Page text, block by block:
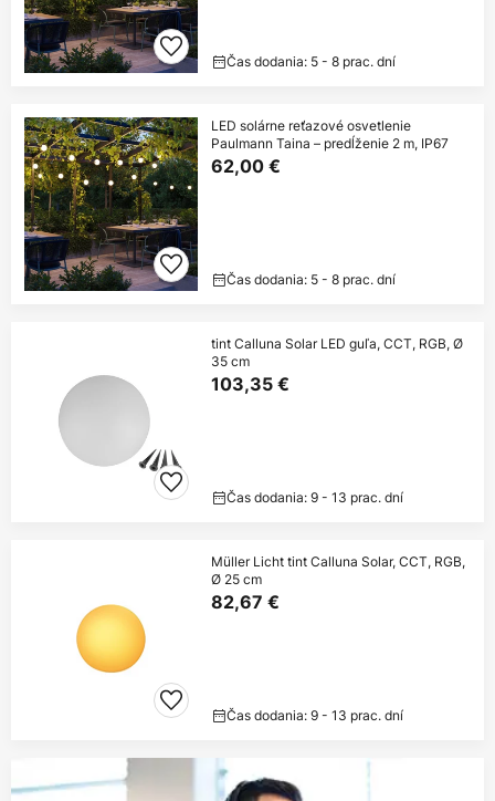
Čas dodania: 5 - 8 prac. dní
LED solárne reťazové osvetlenie
Paulmann Taina – predĺženie 2 m, IP67
62,00 €
Čas dodania: 5 - 8 prac. dní
tint Calluna Solar LED guľa, CCT, RGB, Ø
35 cm
103,35 €
Čas dodania: 9 - 13 prac. dní
Müller Licht tint Calluna Solar, CCT, RGB,
Ø 25 cm
82,67 €
Čas dodania: 9 - 13 prac. dní